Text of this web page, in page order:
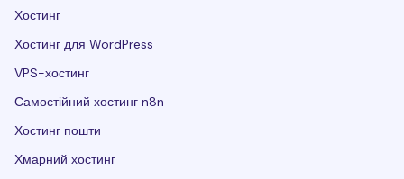
Хостинг
Хостинг для WordPress
VPS-хостинг
Самостійний хостинг n8n
Хостинг пошти
Хмарний хостинг